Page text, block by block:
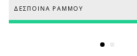
ΔΕΣΠΟΙΝΑ ΡΑΜΜΟΥ